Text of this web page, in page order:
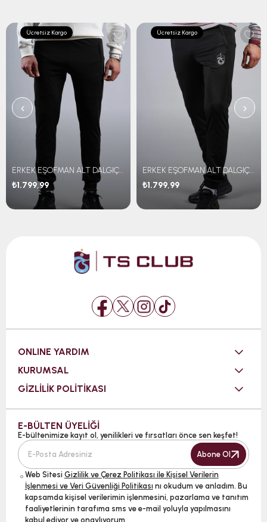
ERKEK EŞOFMAN ALT DALGIÇ KUMAŞ
₺1.799,99
Ücretsiz Kargo
ERKEK EŞOFMAN ALT DALGIÇ KUMAŞ
₺1.799,99
Ücretsiz Kargo
‹ ›
ONLINE YARDIM
KURUMSAL
GİZLİLİK POLİTİKASI
E-BÜLTEN ÜYELİĞİ
E-bültenimize kayıt ol, yenilikleri ve fırsatları önce sen keşfet!
Abone Ol
Web Sitesi Gizlilik ve Çerez Politikası ile Kişisel Verilerin
İşlenmesi ve Veri Güvenliği Politikası nı okudum ve anladım. Bu
kapsamda kişisel verilerimin işlenmesini, pazarlama ve tanıtım
faaliyetlerinin tarafıma sms ve e-mail yoluyla yapılmasını
kabul ediyor ve onaylıyorum.